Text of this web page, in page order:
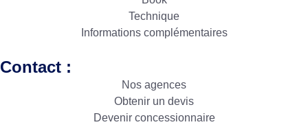
Technique
Informations complémentaires
Contact :
Nos agences
Obtenir un devis
Devenir concessionnaire